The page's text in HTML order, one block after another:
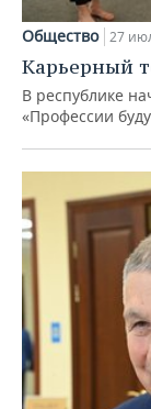
Общество 27
Карьерный
В республике
«Профессии